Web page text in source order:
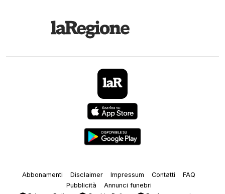
Abbonamenti Disclaimer Impressum Contatti
FAQ
Pubblicità
Annunci funebri